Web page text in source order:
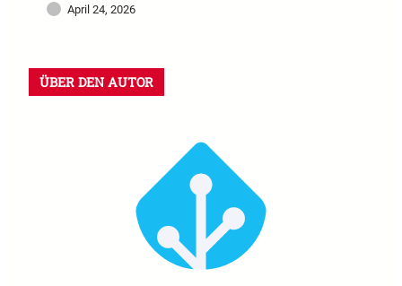
April 24, 2026
ÜBER DEN AUTOR